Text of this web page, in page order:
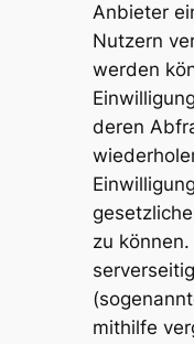
Anbieter
Nutzern
werden
deren
zu
mithilfe